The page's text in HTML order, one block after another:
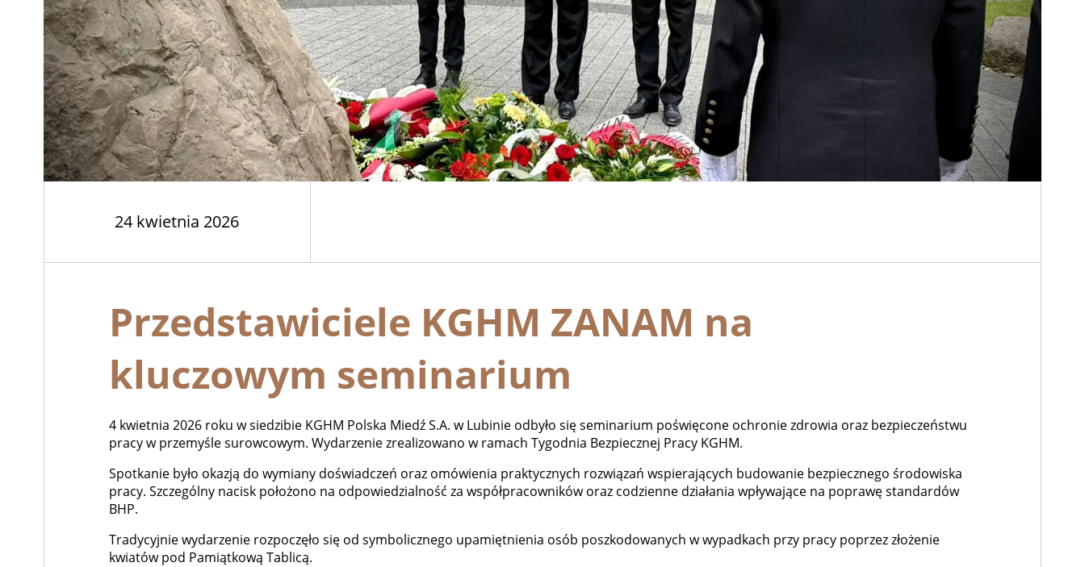
24 kwietnia 2026
Przedstawiciele KGHM ZANAM na
kluczowym seminarium
4 kwietnia 2026 roku w siedzibie KGHM Polska Miedź S.A. w Lubinie odbyło się seminarium poświęcone ochronie zdrowia oraz bezpieczeństwu
pracy w przemyśle surowcowym. Wydarzenie zrealizowano w ramach Tygodnia Bezpiecznej Pracy KGHM.
Spotkanie było okazją do wymiany doświadczeń oraz omówienia praktycznych rozwiązań wspierających budowanie bezpiecznego środowiska
pracy. Szczególny nacisk położono na odpowiedzialność za współpracowników oraz codzienne działania wpływające na poprawę standardów
BHP.
Tradycyjnie wydarzenie rozpoczęło się od symbolicznego upamiętnienia osób poszkodowanych w wypadkach przy pracy poprzez złożenie
kwiatów pod Pamiątkową Tablicą.